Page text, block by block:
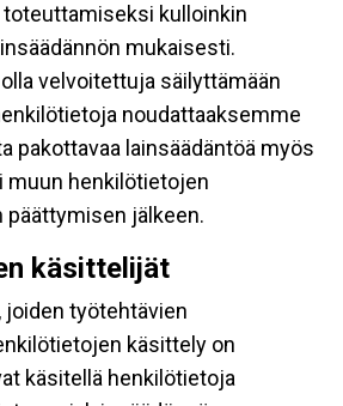
kulloinkin
mukaisesti.
velvoitettuja säilyttämään
noudattaaksemme
pakottavaa lainsäädäntöä myös
muun henkilötietojen
jälkeen.
käsittelijät
joiden työtehtävien
käsittely on
käsitellä henkilötietoja